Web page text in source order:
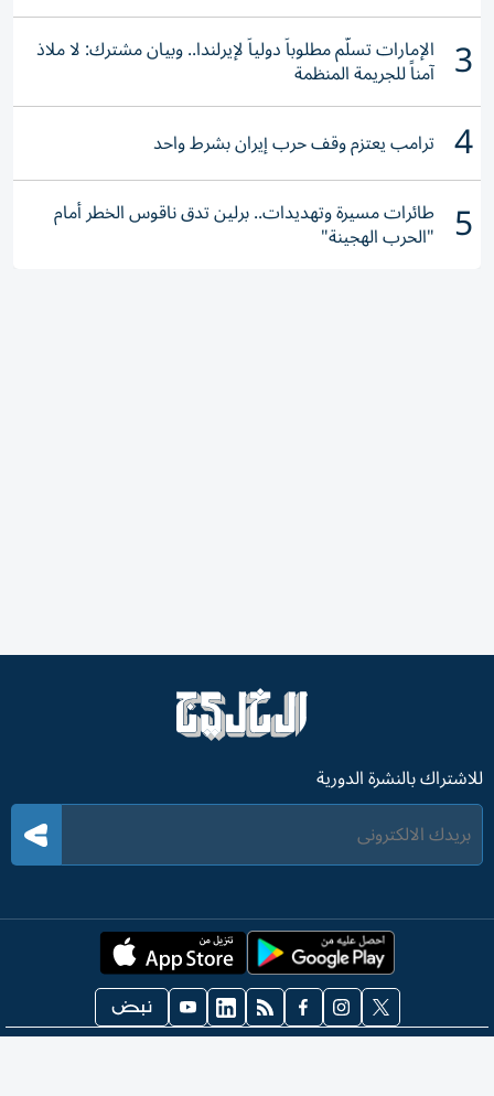
3 الإمارات تسلّم مطلوباً دولياً لإيرلندا.. وبيان مشترك: لا ملاذ
آمناً للجريمة المنظمة
4 ترامب يعتزم وقف حرب إيران بشرط واحد
5 طائرات مسيرة وتهديدات.. برلين تدق ناقوس الخطر أمام
"الحرب الهجينة"
©
2026. حقوق النشر محفوظة "لصحيفة الخليج"